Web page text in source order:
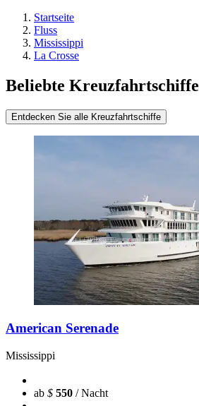
Startseite
Fluss
Mississippi
La Crosse
Beliebte Kreuzfahrtschiffe
Entdecken Sie alle Kreuzfahrtschiffe
American Serenade
Mississippi
ab $ 550 / Nacht